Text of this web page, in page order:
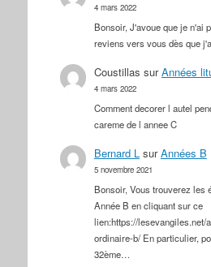
4 mars 2022
Bonsoir, J'avoue que je n'ai
reviens vers vous dès que
Coustillas surAnnées
4 mars 2022
Comment decorer l autel
careme de l annee C
Bernard LsurAnnées B
5 novembre 2021
Bonsoir, Vous trouverez les
Année B en cliquant sur ce
lien:https://lesevangiles.net/
ordinaire-b/ En particulier,
32ème…